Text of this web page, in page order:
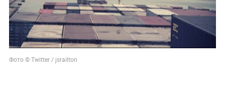
Фото © Twitter / jsrailton